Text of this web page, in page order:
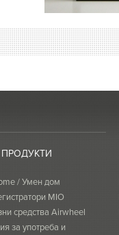
/ Умен дом
MIO
средства Airwheel
за употреба и